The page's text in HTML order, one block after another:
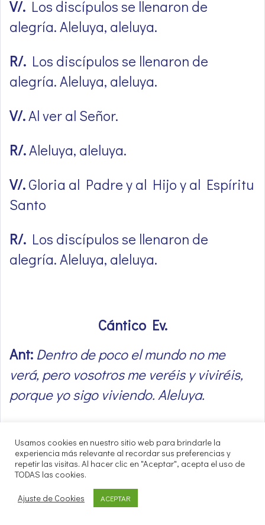
V/. Los discípulos se llenaron de
alegría. Aleluya, aleluya.
R/. Los discípulos se llenaron de
alegría. Aleluya, aleluya.
V/.Al ver al Señor.
R/.Aleluya, aleluya.
V/.Gloria al Padre y al Hijo y al Espíritu
Santo
R/. Los discípulos se llenaron de
alegría. Aleluya, aleluya.
Cántico Ev.
Ant: Dentro de poco el mundo no me
verá, pero vosotros me veréis y viviréis,
porque yo sigo viviendo. Aleluya.
Bendito sea el Señor, Dios de Israel,
porque ha visitado y redimido a su
pueblo,
Usamos cookies en nuestro sitio web para brindarle la
experiencia más relevante al recordar sus preferencias y
repetir las visitas. Al hacer clic en "Aceptar", acepta el uso de
TODAS las cookies.
Ajuste de Cookies ACEPTAR